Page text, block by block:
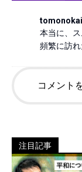
本当に、
頻繁に訪れ
コメント
注目記事